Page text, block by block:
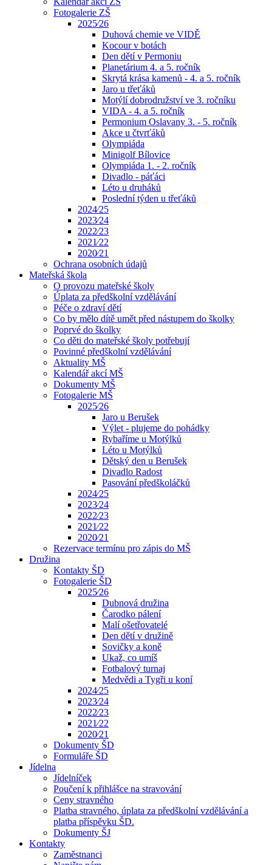
Fotogalerie ZŠ
2025⁄26
Duhová chemie ve VIDĚ
Kocour v botách
Den dětí v Permoniu
Planetárium 4. a 5. ročník
Skrytá krása kamenů - 4. a 5. ročník
Jaro u třeťáků
Motýlí dobrodružství ve 3. ročníku
VIDA - 4. a 5. ročník
Permonium Oslavany 3. - 5. ročník
Akce u čtvrťáků
Olympiáda
Minigolf Bílovice
Olympiáda 1. - 2. ročník
Divadlo - páťáci
Léto u druháků
Poslední týden u třeťáků
2024⁄25
2023⁄24
2022⁄23
2021⁄22
2020⁄21
Ochrana osobních údajů
Mateřská škola
O provozu mateřské školy
Úplata za předškolní vzdělávání
Péče o zdraví dětí
Co by mělo dítě umět před nástupem do školky
Poprvé do školky
Co děti do mateřské školy potřebují
Povinné předškolní vzdělávání
Aktuality MŠ
Kalendář akcí MŠ
Dokumenty MŠ
Fotogalerie MŠ
2025⁄26
Jaro u Berušek
Výlet - plujeme do pohádky
Rybaříme u Motýlků
Léto u Motýlků
Dětský den u Berušek
Divadlo Radost
Pasování předškoláčků
2024⁄25
2023⁄24
2022⁄23
2021⁄22
2020⁄21
Rezervace termínu pro zápis do MŠ
Družina
Kontakty ŠD
Fotogalerie ŠD
2025⁄26
Dubnová družina
Čarodko pálení
Malí ošetřovatelé
Den dětí v družině
Sovičky a koně
Ukaž, co umíš
Fotbalový turnaj
Medvědi a Tygři u koní
2024⁄25
2023⁄24
2022⁄23
2021⁄22
2020⁄21
Dokumenty ŠD
Formuláře ŠD
Jídelna
Jídelníček
Poučení k přihlášce na stravování
Ceny stravného
Platba stravného, úplata za předškolní vzdělávání a
platba příspěvku ŠD.
Dokumenty ŠJ
Kontakty
Zaměstnanci